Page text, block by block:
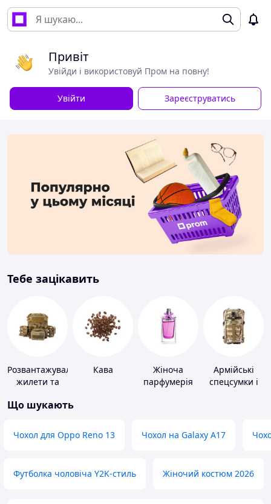
Привіт
Увійди і використовуй Пром на повну!
Увійти Зареєструватись
Тебе зацікавить
Розвантажувальні
жилети та
без плит
Кава
Жіноча
парфумерія
Армійські
спецсумки і
Що шукають
Чохол для Oppo Reno 13 Чохол на Galaxy A17
Футболка чоловіча Y2K-стиль Жіночий костюм 2026